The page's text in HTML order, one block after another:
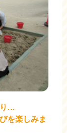
り…
を楽しみま